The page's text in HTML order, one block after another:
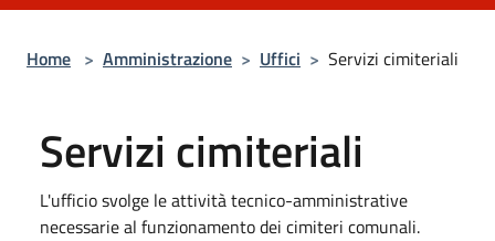
Home > Amministrazione > Uffici > Servizi cimiteriali
Servizi cimiteriali
L'ufficio svolge le attività tecnico-amministrative
necessarie al funzionamento dei cimiteri comunali.